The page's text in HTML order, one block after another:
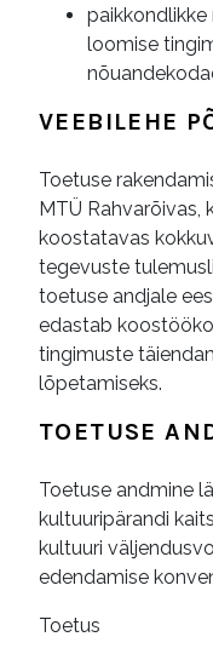
loomise
VEEBILEHE
Toetuse
MTÜ Rahvarõivas,
koostatavas
tegevuste
toetuse andjale
edastab
tingimuste
lõpetamiseks.
TOETUSE
Toetuse andmine
kultuuripärandi
kultuuri
edendamise
Toetus